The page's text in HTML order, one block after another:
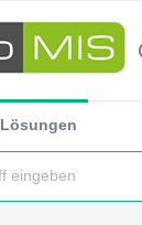
Lösungen